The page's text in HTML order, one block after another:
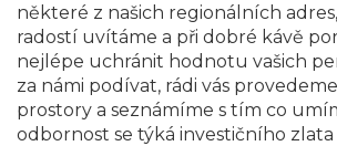
některé z našich regionálních
radostí uvítáme a při dobré kávě
nejlépe uchránit hodnotu vašich
za námi podívat, rádi vás
prostory a seznámíme s tím co
odbornost se týká investičního zlata